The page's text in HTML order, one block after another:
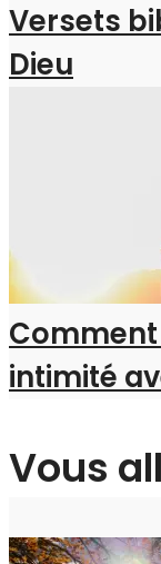
Versets
Dieu
intimité
Vous